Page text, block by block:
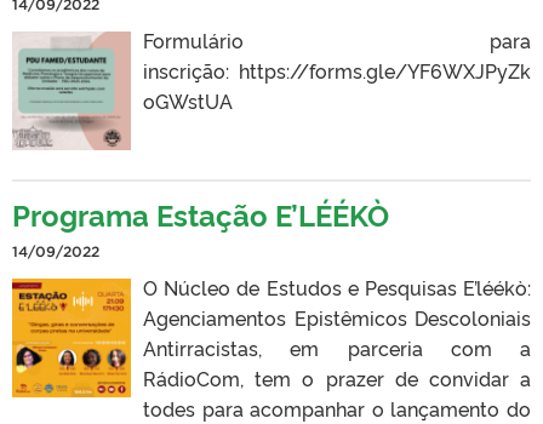
14/09/2022
Formulário para
inscrição: https://forms.gle/YF6WXJPyZk
oGWstUA
Programa Estação E’LÉÉKÒ
14/09/2022
O Núcleo de Estudos e Pesquisas E’léékò:
Agenciamentos Epistêmicos Descoloniais
Antirracistas, em parceria com a
RádioCom, tem o prazer de convidar a
todes para acompanhar o lançamento do